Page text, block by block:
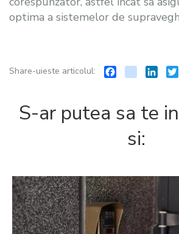
optima a sistemelor de
Share-uieste articolul: Facebookinstagram
S-ar putea sa te
si: